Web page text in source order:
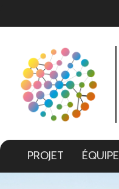
PROJET ÉQUIPE